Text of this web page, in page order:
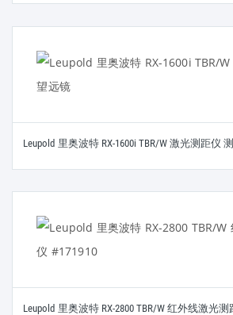
Leupold 里奥波特 RX-1600i TBR/W 激光测距仪
Leupold 里奥波特 RX-2800 TBR/W 红外线激光测